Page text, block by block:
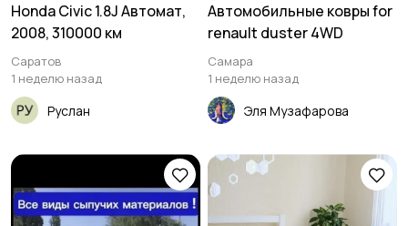
Honda Civic 1.8J Автомат,
2008, 310000 км
Саратов
1 неделю назад
Руслан
Автомобильные ковры for
renault duster 4WD
Самара
1 неделю назад
Эля Музафарова